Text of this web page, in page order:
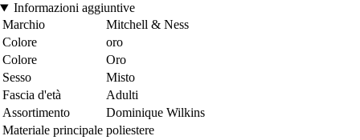
Informazioni aggiuntive
Marchio
Mitchell & Ness
Colore
oro
Colore
Oro
Sesso
Misto
Fascia d'età
Adulti
Assortimento
Dominique Wilkins
Materiale principale poliestere